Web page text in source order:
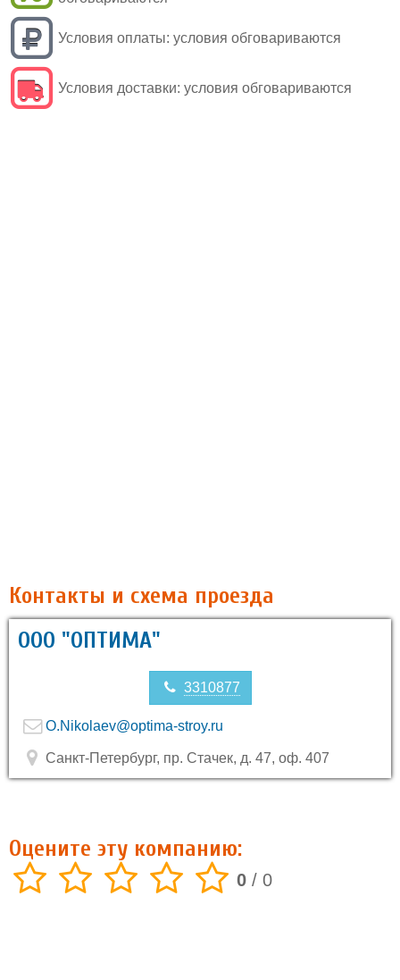
Условия оплаты: условия обговариваются
Условия доставки: условия обговариваются
Контакты и схема проезда
ООО "ОПТИМА"
3310877
O.Nikolaev@optima-stroy.ru
Санкт-Петербург, пр. Стачек, д. 47, оф. 407
Оцените эту компанию:
0 / 0